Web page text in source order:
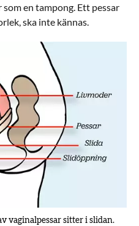
en tampong. Ett pessar
ska inte kännas.
vaginalpessar sitter i slidan.